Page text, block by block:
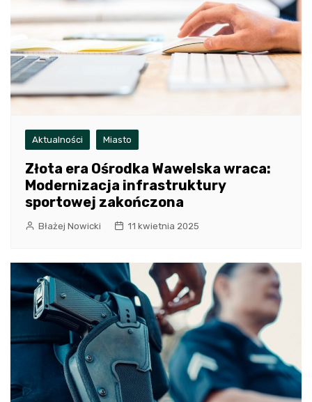
Aktualności Miasto
Złota era Ośrodka Wawelska wraca:
Modernizacja infrastruktury
sportowej zakończona
Błażej Nowicki 11 kwietnia 2025